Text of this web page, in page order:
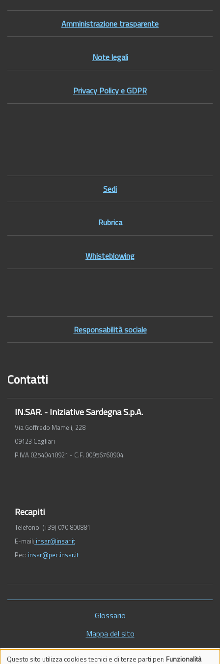
Amministrazione trasparente
Note legali
Privacy Policy e GDPR
Sedi
Rubrica
Whisteblowing
Responsabilità sociale
Contatti
IN.SAR. - Iniziative Sardegna S.p.A.
Via Goffredo Mameli, 228
09123 Cagliari
P.IVA 02540410921 - C.F. 00956760904
Recapiti
Telefono: (+39) 070 800881
E-mail: insar@insar.it
Pec: insar@pec.insar.it
pagina
Glossario
Mappa del sito
Vecchio sito
Questo sito utilizza cookies tecnici e di terze parti per:Funzionalità